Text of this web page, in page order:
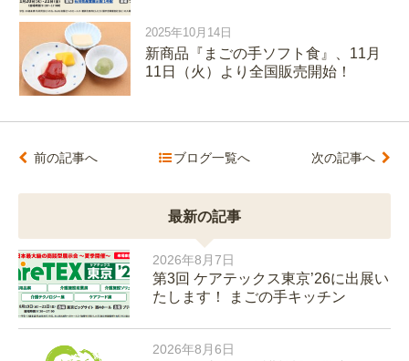
2025年10月14日
新商品『まごの手ソフト食』、11月
11日（火）より全国販売開始！
前の記事へ ブログ一覧へ 次の記事へ
最新の記事
2026年8月7日
第3回 ケアテックス東京’26に出展い
たします！ まごの手キッチン
2026年8月6日